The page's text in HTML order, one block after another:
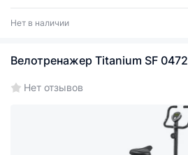
Нет в наличии
Велотренажер Titanium SF 0472
Нет отзывов